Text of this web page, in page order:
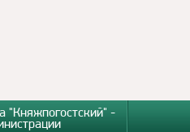
"Княжпогостский" -